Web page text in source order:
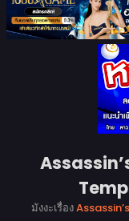
มังงะเรื่อง